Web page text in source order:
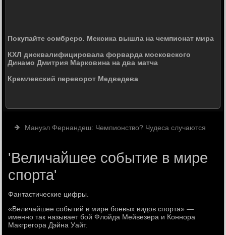
Покупайте сомбреро. Мексика вышла на чемпионат мира
КХЛ дисквалифицировала форварда московского
Динамо Дмитрия Марковина на два матча
Кремлевский переворот Медведева
Мануэл Фернандеш: Чемпионство? Чудеса случаются
'Величайшее событие в мире
спорта'
Фантастические цифры.
«Величайшее событий в мире боевых видов спорта» —
именно так называет бой Флойда Мейвезера и Коннора
Макгрегора Дэйна Уайт.